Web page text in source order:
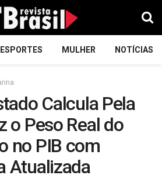
ESPORTES MULHER NOTÍCIAS
Calcula Pela
o Peso Real do
no PIB com
Atualizada